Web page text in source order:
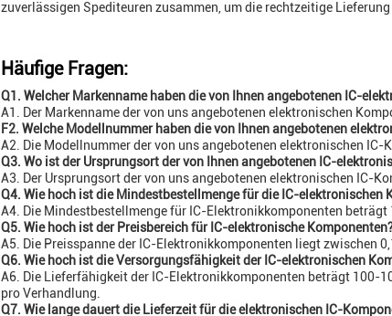
zuverlässigen Spediteuren zusammen, um die rechtzeitige
Häufige Fragen:
Q1. Welcher Markenname haben die von Ihnen angebotenen IC-
A1. Der Markenname der von uns angebotenen elektronischen
F2. Welche Modellnummer haben die von Ihnen angebotenen
A2. Die Modellnummer der von uns angebotenen elektronischen IC-
Q3. Wo ist der Ursprungsort der von Ihnen angebotenen IC-
A3. Der Ursprungsort der von uns angebotenen elektronischen IC-
Q4. Wie hoch ist die Mindestbestellmenge für die IC-elektronischen
A4. Die Mindestbestellmenge für IC-Elektronikkomponenten beträgt
Q5. Wie hoch ist der Preisbereich für IC-elektronische
A5. Die Preisspanne der IC-Elektronikkomponenten liegt zwischen
Q6. Wie hoch ist die Versorgungsfähigkeit der IC-elektronischen
A6. Die Lieferfähigkeit der IC-Elektronikkomponenten beträgt 100-
pro Verhandlung.
Q7. Wie lange dauert die Lieferzeit für die elektronischen IC-